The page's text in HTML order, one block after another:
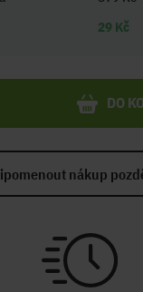
29 Kč
DO
nákup